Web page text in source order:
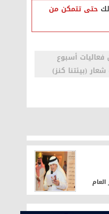
حتى تتمكن من
أسبوع